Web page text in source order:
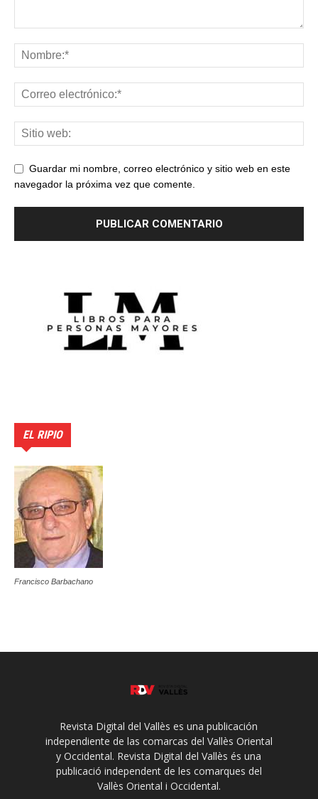
Guardar mi nombre, correo electrónico y sitio web en este
navegador la próxima vez que comente.
EL RIPIO
Francisco Barbachano
Revista Digital del Vallès es una publicación
independiente de las comarcas del Vallès Oriental
y Occidental. Revista Digital del Vallès és una
publicació independent de les comarques del
Vallès Oriental i Occidental.